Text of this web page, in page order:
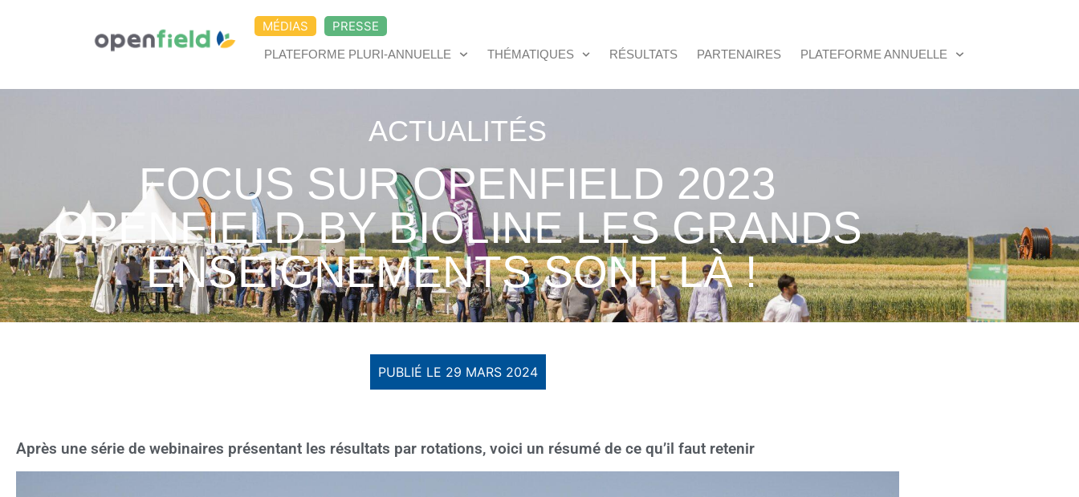
MÉDIAS PRESSE
PLATEFORME PLURI-ANNUELLE THÉMATIQUES RÉSULTATS PARTENAIRES PLATEFORME ANNUELLE
ACTUALITÉS
FOCUS SUR OPENFIELD 2023
OPENFIELD BY BIOLINE LES GRANDS
ENSEIGNEMENTS SONT LÀ !
PUBLIÉ LE 29 MARS 2024
Après une série de webinaires présentant les résultats par rotations, voici un résumé de ce qu’il faut retenir